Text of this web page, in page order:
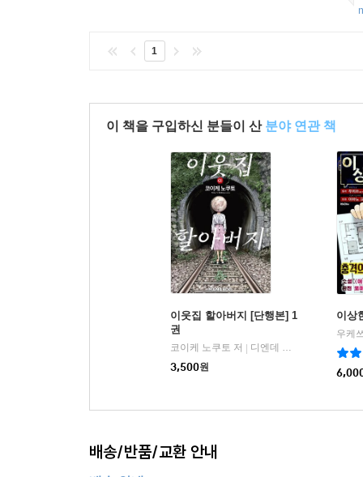
1
이 책을 구입하신 분들이 산 분야 연관 책
이웃집 할아버지 [단행본] 1
권
코이케 노쿠토 저 | 디엔데 마나부
3,500원
이상
배송/반품/교환 안내